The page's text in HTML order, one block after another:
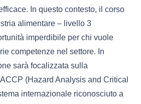
In questo contesto, il corso
alimentare – livello 3
imperdibile per chi vuole
competenze nel settore. In
sarà focalizzata sulla
(Hazard Analysis and Critical
internazionale riconosciuto a